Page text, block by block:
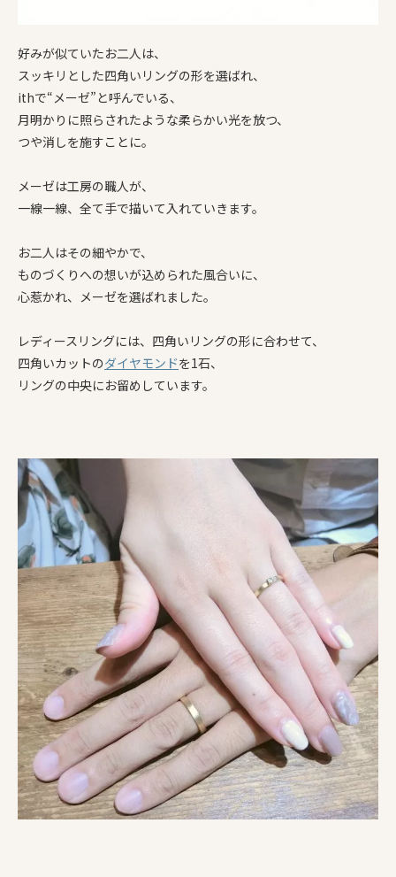
好みが似ていたお二人は、
スッキリとした四角いリングの形を選ばれ、
ithで“メーゼ”と呼んでいる、
月明かりに照らされたような柔らかい光を放つ、
つや消しを施すことに。
メーゼは工房の職人が、
一線一線、全て手で描いて入れていきます。
お二人はその細やかで、
ものづくりへの想いが込められた風合いに、
心惹かれ、メーゼを選ばれました。
レディースリングには、四角いリングの形に合わせて、
四角いカットのダイヤモンドを1石、
リングの中央にお留めしています。